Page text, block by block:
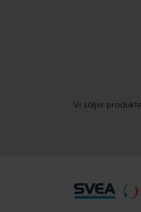
Vi säljer